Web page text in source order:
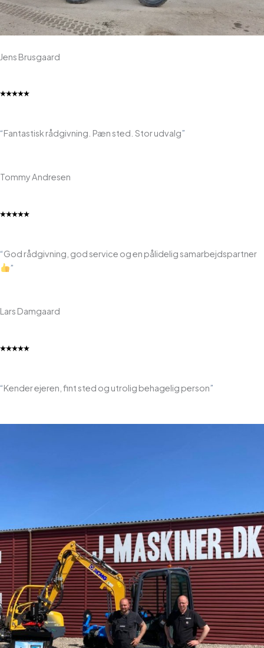
Jens Brusgaard
“Fantastisk rådgivning. Pæn sted. Stor udvalg”
Tommy Andresen
“God rådgivning, god service og en pålidelig samarbejdspartner
”
Lars Damgaard
“Kender ejeren, fint sted og utrolig behagelig person”